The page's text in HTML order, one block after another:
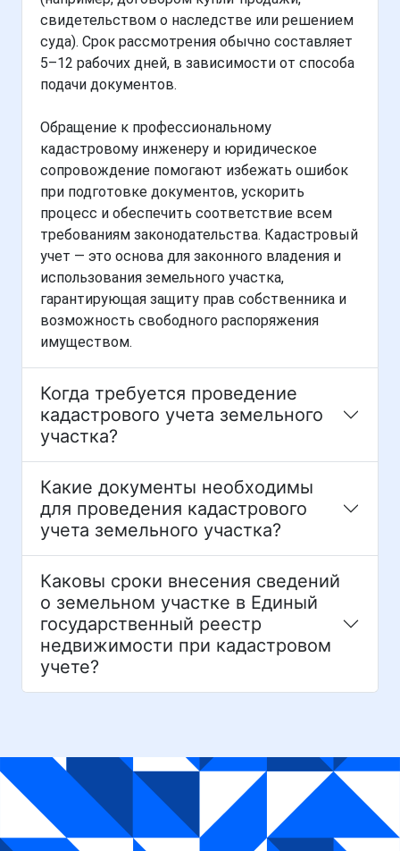
свидетельством о наследстве или решением
суда). Срок рассмотрения обычно составляет
5–12 рабочих дней, в зависимости от способа
подачи документов.
Обращение к профессиональному
кадастровому инженеру и юридическое
сопровождение помогают избежать ошибок
при подготовке документов, ускорить
процесс и обеспечить соответствие всем
требованиям законодательства. Кадастровый
учет — это основа для законного владения и
использования земельного участка,
гарантирующая защиту прав собственника и
возможность свободного распоряжения
имуществом.
Когда требуется проведение
кадастрового учета земельного
участка?
Какие документы необходимы
для проведения кадастрового
учета земельного участка?
Каковы сроки внесения сведений
о земельном участке в Единый
государственный реестр
недвижимости при кадастровом
учете?